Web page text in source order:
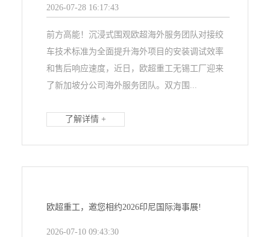
2026-07-28 16:17:43
前方高能！沉浸式围观欧超海外服务团队对接绞
车技术标准为全面提升海外项目的安装调试效率
和售后响应速度，近日，欧超重工无锡工厂迎来
了新加坡分公司海外服务团队。双方围...
了解详情 +
欧超重工，邀您相约2026印尼国际海事展!
2026-07-10 09:43:30